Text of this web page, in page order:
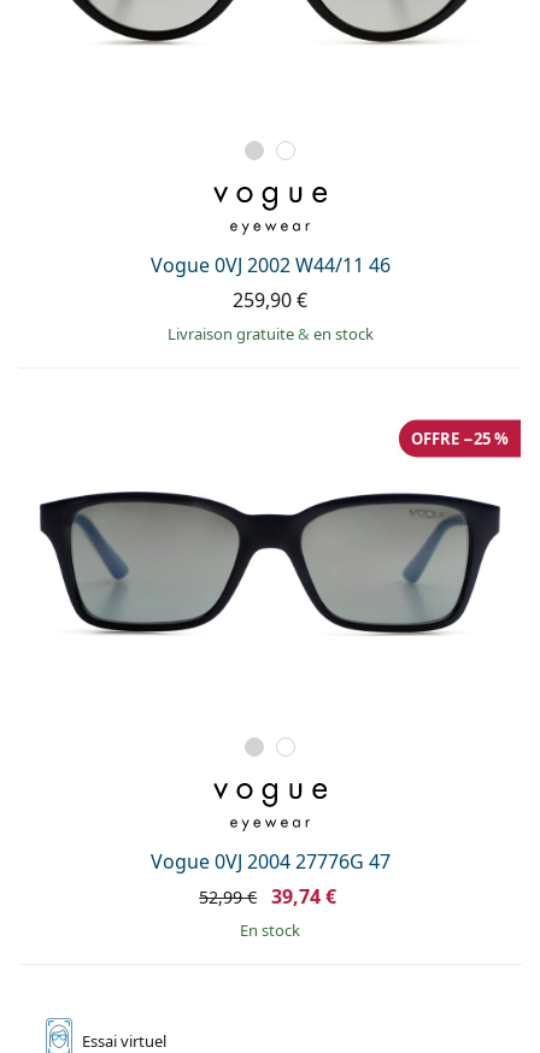
Vogue 0VJ 2002 W44/11 46
259,90 €
Livraison gratuite& en stock
Vogue 0VJ 2004 27776G 47
OFFRE −25 %
52,99 € 39,74 €
en stock
Essaivirtuel